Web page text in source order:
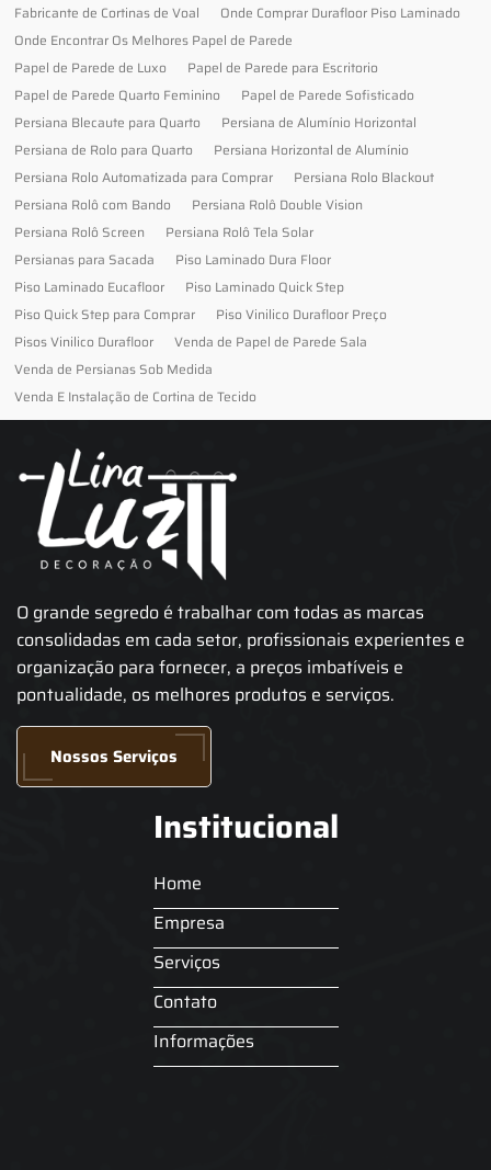
Fabricante de Cortinas de Voal
Onde Comprar Durafloor Piso Laminado
Onde Encontrar Os Melhores Papel de Parede
Papel de Parede de Luxo
Papel de Parede para Escritorio
Papel de Parede Quarto Feminino
Papel de Parede Sofisticado
Persiana Blecaute para Quarto
Persiana de Alumínio Horizontal
Persiana de Rolo para Quarto
Persiana Horizontal de Alumínio
Persiana Rolo Automatizada para Comprar
Persiana Rolo Blackout
Persiana Rolô com Bando
Persiana Rolô Double Vision
Persiana Rolô Screen
Persiana Rolô Tela Solar
Persianas para Sacada
Piso Laminado Dura Floor
Piso Laminado Eucafloor
Piso Laminado Quick Step
Piso Quick Step para Comprar
Piso Vinilico Durafloor Preço
Pisos Vinilico Durafloor
Venda de Papel de Parede Sala
Venda de Persianas Sob Medida
Venda E Instalação de Cortina de Tecido
O grande segredo é trabalhar com todas as marcas
consolidadas em cada setor, profissionais experientes e
organização para fornecer, a preços imbatíveis e
pontualidade, os melhores produtos e serviços.
Nossos Serviços
Institucional
Home
Empresa
Serviços
Contato
Informações